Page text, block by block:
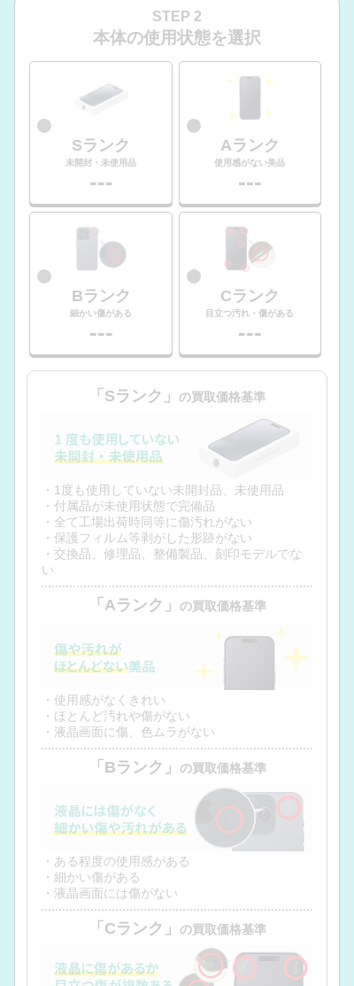
STEP 2
本体の使用状態を選択
Sランク
未開封・未使用品
---
Aランク
使用感がない美品
---
Bランク
細かい傷がある
---
Cランク
目立つ汚れ・傷がある
---
「Sランク」 の買取価格基準
・1度も使用していない未開封品、未使用品
・付属品が未使用状態で完備品
・全て工場出荷時同等に傷汚れがない
・保護フィルム等剥がした形跡がない
・交換品、修理品、整備製品、刻印モデルでな
い
「Aランク」 の買取価格基準
・使用感がなくきれい
・ほとんど汚れや傷がない
・液晶画面に傷、色ムラがない
「Bランク」 の買取価格基準
・ある程度の使用感がある
・細かい傷がある
・液晶画面には傷がない
「Cランク」 の買取価格基準